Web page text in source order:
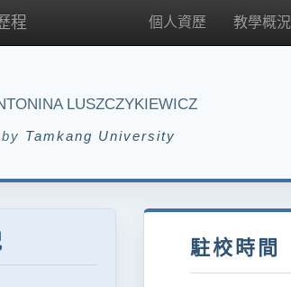
程 個人資歷 教學概況
LUSZCZYKIEWICZ
Tamkang University
駐校時間